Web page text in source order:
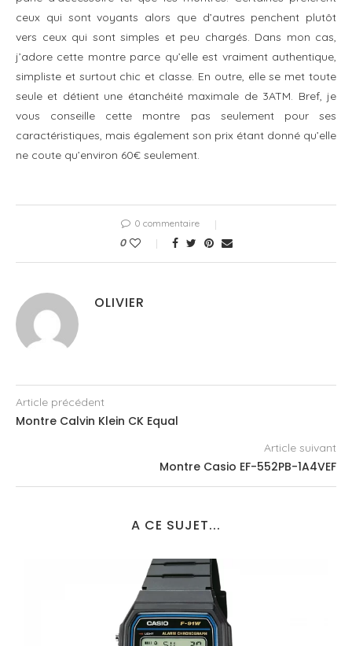
ceux qui sont voyants alors que d’autres penchent plutôt
vers ceux qui sont simples et peu chargés. Dans mon cas,
j’adore cette montre parce qu’elle est vraiment authentique,
simpliste et surtout chic et classe. En outre, elle se met toute
seule et détient une étanchéité maximale de 3ATM. Bref, je
vous conseille cette montre pas seulement pour ses
caractéristiques, mais également son prix étant donné qu’elle
ne coute qu’environ 60€ seulement.
0 commentaire
0
OLIVIER
Article précédent
Montre Calvin Klein CK Equal
Article suivant
Montre Casio EF-552PB-1A4VEF
A CE SUJET...